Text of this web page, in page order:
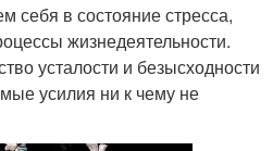
себя в состояние стресса,
жизнедеятельности.
усталости и безысходности
усилия ни к чему не